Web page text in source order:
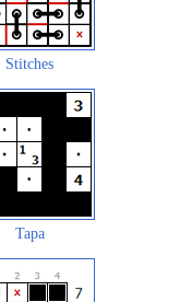
Stitches
Tapa